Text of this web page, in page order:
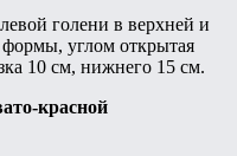
голени в верхней и
формы, углом открытая
10 см, нижнего 15 см.
красной